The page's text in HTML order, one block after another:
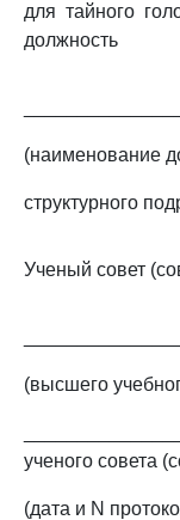
для тайного
должность
(наименование
структурного
Ученый совет
(высшего
ученого совета
(дата и N